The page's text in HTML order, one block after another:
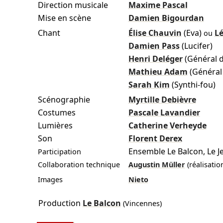
Direction musicale
Maxime Pascal
Mise en scène
Damien Bigourdan
Chant
Élise Chauvin (Eva) ou
Damien Pass (Lucifer)
Henri Deléger (Général
Mathieu Adam
Sarah Kim (Synthi-fou)
Scénographie
Myrtille Debièvre
Costumes
Pascale Lavandier
Lumières
Catherine Verheyde
Son
Florent Derex
Participation Ensemble Le Balcon, Le
Collaboration technique Augustin Müller
Images
Nieto
Production Le Balcon (Vincennes)